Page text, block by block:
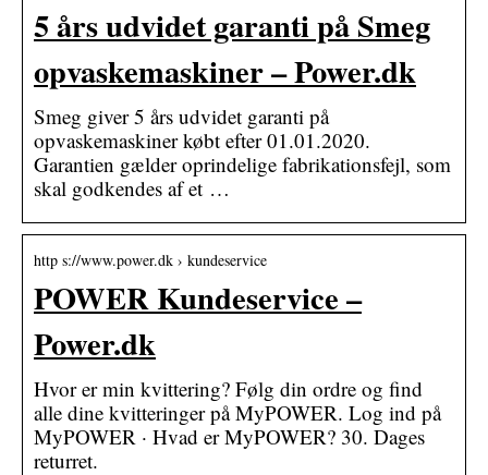
5 års udvidet garanti på Smeg
opvaskemaskiner – Power.dk
Smeg giver 5 års udvidet garanti på
opvaskemaskiner købt efter 01.01.2020.
Garantien gælder oprindelige fabrikationsfejl, som
skal godkendes af et …
http s://www.power.dk › kundeservice
POWER Kundeservice –
Power.dk
Hvor er min kvittering? Følg din ordre og find
alle dine kvitteringer på MyPOWER. Log ind på
MyPOWER · Hvad er MyPOWER? 30. Dages
returret.